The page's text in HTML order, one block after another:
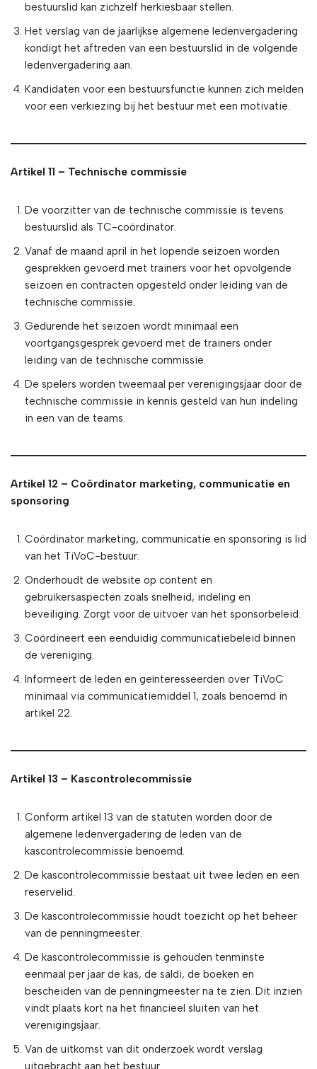
bestuurslid kan zichzelf herkiesbaar stellen.
Het verslag van de jaarlijkse algemene ledenvergadering
kondigt het aftreden van een bestuurslid in de volgende
ledenvergadering aan.
Kandidaten voor een bestuursfunctie kunnen zich melden
voor een verkiezing bij het bestuur met een motivatie.
Artikel 11 – Technische commissie
De voorzitter van de technische commissie is tevens
bestuurslid als TC-coördinator.
Vanaf de maand april in het lopende seizoen worden
gesprekken gevoerd met trainers voor het opvolgende
seizoen en contracten opgesteld onder leiding van de
technische commissie.
Gedurende het seizoen wordt minimaal een
voortgangsgesprek gevoerd met de trainers onder
leiding van de technische commissie.
De spelers worden tweemaal per verenigingsjaar door de
technische commissie in kennis gesteld van hun indeling
in een van de teams.
Artikel 12 – Coördinator marketing, communicatie en
sponsoring
Coördinator marketing, communicatie en sponsoring is lid
van het TiVoC-bestuur.
Onderhoudt de website op content en
gebruikersaspecten zoals snelheid, indeling en
beveiliging. Zorgt voor de uitvoer van het sponsorbeleid.
Coördineert een eenduidig communicatiebeleid binnen
de vereniging.
Informeert de leden en geïnteresseerden over TiVoC
minimaal via communicatiemiddel 1, zoals benoemd in
artikel 22.
Artikel 13 – Kascontrolecommissie
Conform artikel 13 van de statuten worden door de
algemene ledenvergadering de leden van de
kascontrolecommissie benoemd.
De kascontrolecommissie bestaat uit twee leden en een
reservelid.
De kascontrolecommissie houdt toezicht op het beheer
van de penningmeester.
De kascontrolecommissie is gehouden tenminste
eenmaal per jaar de kas, de saldi, de boeken en
bescheiden van de penningmeester na te zien. Dit inzien
vindt plaats kort na het financieel sluiten van het
verenigingsjaar.
Van de uitkomst van dit onderzoek wordt verslag
uitgebracht aan het bestuur.